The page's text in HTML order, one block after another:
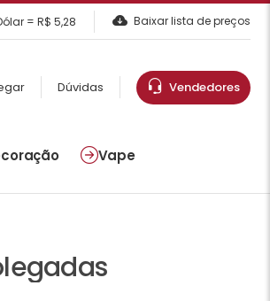
= R$ 5,28 Baixar lista de preços
Dúvidas Vendedores
Vape